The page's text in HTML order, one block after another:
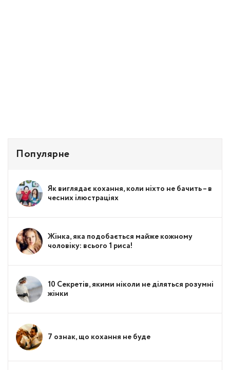
Популярне
Як виглядає кохання, коли ніхто не бачить – в
чесних ілюстраціях
Жінка, яка подобається майже кожному
чоловіку: всього 1 риса!
10 Секретів, якими ніколи не діляться розумні
жінки
7 ознак, що кохання не буде